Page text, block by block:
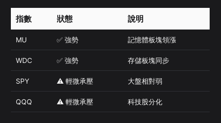
指數 狀態 說明
MU ✅ 強勢 記憶體板塊領漲
WDC ✅ 強勢 存儲板塊同步
SPY ⚠️ 輕微承壓 大盤相對弱
QQQ ⚠️ 輕微承壓 科技股分化